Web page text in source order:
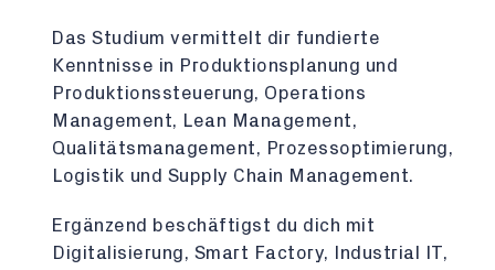
Das Studium vermittelt dir fundierte
Kenntnisse in Produktionsplanung und
Produktionssteuerung, Operations
Management, Lean Management,
Qualitätsmanagement, Prozessoptimierung,
Logistik und Supply Chain Management.
Ergänzend beschäftigst du dich mit
Digitalisierung, Smart Factory, Industrial IT,